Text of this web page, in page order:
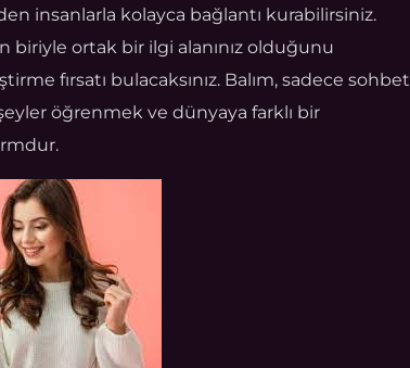
insanlarla kolayca bağlantı kurabilirsiniz.
biriyle ortak bir ilgi alanınız olduğunu
fırsatı bulacaksınız. Balım, sadece sohbet
öğrenmek ve dünyaya farklı bir